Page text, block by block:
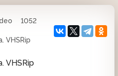
1052
VHSRip
VHSRip